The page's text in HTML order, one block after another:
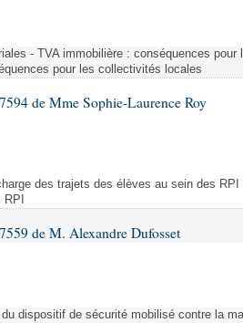
- TVA immobilière : conséquences
pour les collectivités locales
de Mme Sophie-Laurence Roy
des trajets des élèves au sein des
de M. Alexandre Dufosset
dispositif de sécurité mobilisé contre la